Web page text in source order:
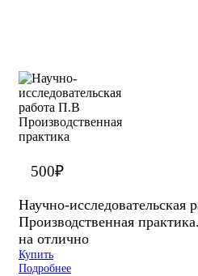
500₽
Научно-исследовательская
Производственная
на отлично
Купить
Подробнее